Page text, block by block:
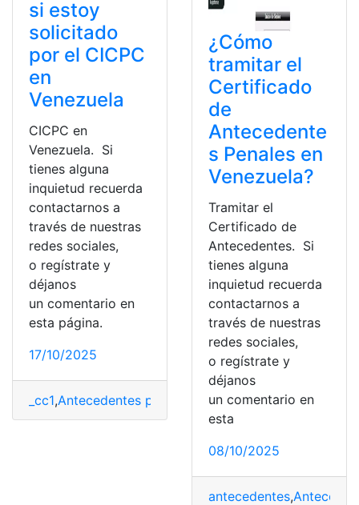
si estoy
solicitado
por el CICPC
en
Venezuela
CICPC en
Venezuela. Si
tienes alguna
inquietud recuerda
contactarnos a
través de nuestras
redes sociales,
o regístrate y
déjanos
un comentario en
esta página.
17/10/2025
_cc1,Antecedentes penales Certificados,Consultas
¿Cómo
tramitar el
Certificado
de
Antecedente
s Penales en
Venezuela?
Tramitar el
Certificado de
Antecedentes. Si
tienes alguna
inquietud recuerda
contactarnos a
través de nuestras
redes sociales,
o regístrate y
déjanos
un comentario en
esta
08/10/2025
antecedentes,